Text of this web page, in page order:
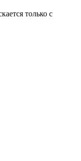
только с